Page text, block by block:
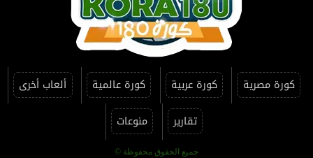
كورة مصرية كورة عربية كورة عالمية
ألعاب أخرى
تقارير
منوعات
جميع الحقوق محفوظة ©